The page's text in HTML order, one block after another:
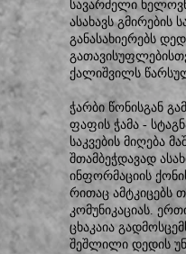
სავარძელი
ასახავს
განასახიერებს
ქალიშვილს
ჭარბი წონისგან
ფაფის ჭამა -
საკვების მიღება
შთამბეჭდავად
ინფორმაციის
რითაც ამტკიცებს
კომუნიკაციას.
ცხაკაია
შეშლილი დედის